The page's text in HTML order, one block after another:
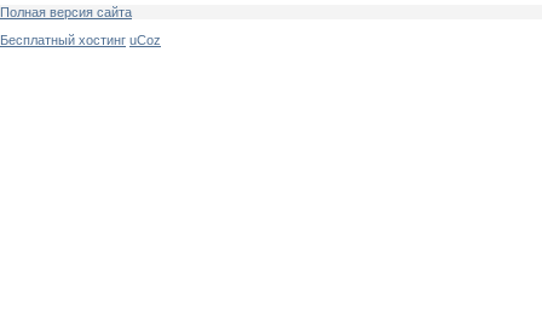
Полная версия сайта
Бесплатный хостинг uCoz